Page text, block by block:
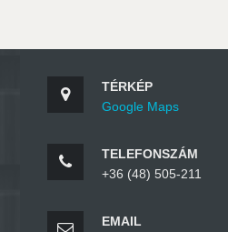
TÉRKÉP
Google Maps
TELEFONSZÁM
+36 (48) 505-211
EMAIL